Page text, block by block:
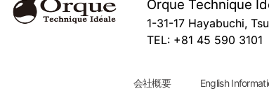
Orque Technique
1-31-17 Hayabuchi,
TEL: +81 45 590
会社概要 English